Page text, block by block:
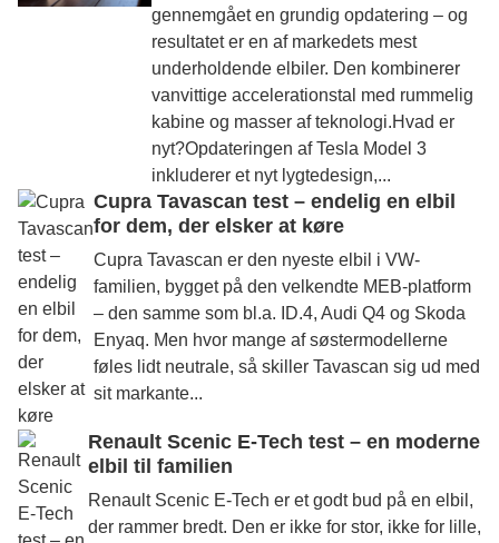
gennemgået en grundig opdatering – og
resultatet er en af markedets mest
underholdende elbiler. Den kombinerer
vanvittige accelerationstal med rummelig
kabine og masser af teknologi.Hvad er
nyt?Opdateringen af Tesla Model 3
inkluderer et nyt lygtedesign,...
Cupra Tavascan test – endelig en elbil
for dem, der elsker at køre
Cupra Tavascan er den nyeste elbil i VW-
familien, bygget på den velkendte MEB-platform
– den samme som bl.a. ID.4, Audi Q4 og Skoda
Enyaq. Men hvor mange af søstermodellerne
føles lidt neutrale, så skiller Tavascan sig ud med
sit markante...
Renault Scenic E-Tech test – en moderne
elbil til familien
Renault Scenic E-Tech er et godt bud på en elbil,
der rammer bredt. Den er ikke for stor, ikke for lille,